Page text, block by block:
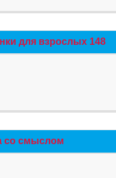
для взрослых 148
со смыслом